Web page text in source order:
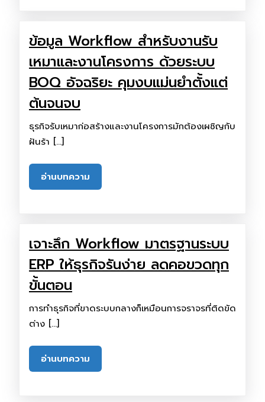
ข้อมูล Workflow สำหรับงานรับ
เหมาและงานโครงการ ด้วยระบบ
BOQ อัจฉริยะ คุมงบแม่นยำตั้งแต่
ต้นจนจบ
ธุรกิจรับเหมาก่อสร้างและงานโครงการมักต้องเผชิญกับ
ฝันร้า […]
อ่านบทความ
เจาะลึก Workflow มาตรฐานระบบ
ERP ให้ธุรกิจรันง่าย ลดคอขวดทุก
ขั้นตอน
การทำธุรกิจที่ขาดระบบกลางก็เหมือนการจราจรที่ติดขัด
ต่าง […]
อ่านบทความ